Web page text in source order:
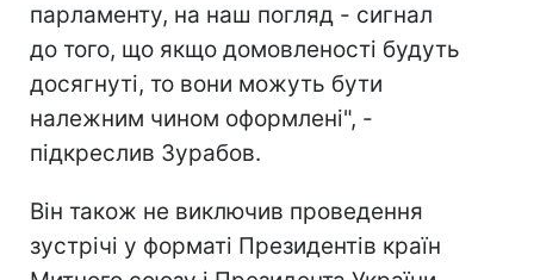
парламенту, на наш погляд - сигнал
до того, що якщо домовленості будуть
досягнуті, то вони можуть бути
належним чином оформлені", -
підкреслив Зурабов.
Він також не виключив проведення
зустрічі у форматі Президентів країн